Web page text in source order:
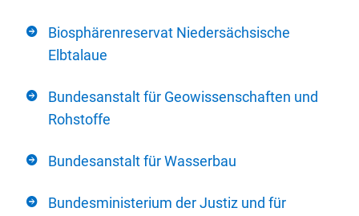
Biosphärenreservat Niedersächsische
Elbtalaue
Bundesanstalt für Geowissenschaften und
Rohstoffe
Bundesanstalt für Wasserbau
Bundesministerium der Justiz und für